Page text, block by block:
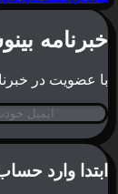
خبرنامه
با عضویت در
ابتدا وارد